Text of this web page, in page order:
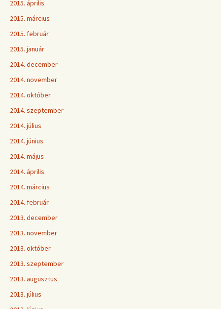
2015. április
2015. március
2015. február
2015. január
2014. december
2014. november
2014. október
2014. szeptember
2014. július
2014. június
2014. május
2014. április
2014. március
2014. február
2013. december
2013. november
2013. október
2013. szeptember
2013. augusztus
2013. július